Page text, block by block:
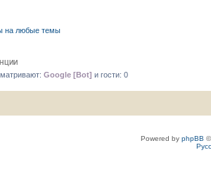
на любые темы
Google [Bot] и гости: 0
Powered by phpBB